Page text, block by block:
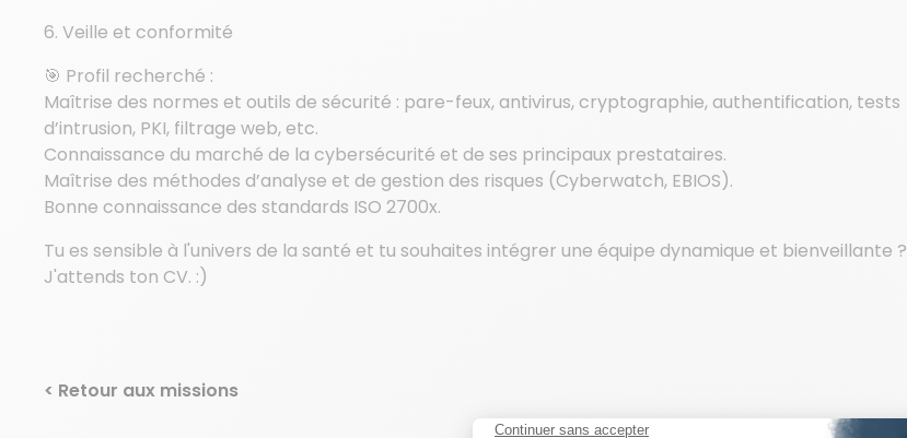
6. Veille et conformité
🎯 Profil recherché :
Maîtrise des normes et outils de sécurité : pare-feux, antivirus, cryptographie, authentification, tests
d’intrusion, PKI, filtrage web, etc.
Connaissance du marché de la cybersécurité et de ses principaux prestataires.
Maîtrise des méthodes d’analyse et de gestion des risques (Cyberwatch, EBIOS).
Bonne connaissance des standards ISO 2700x.
Tu es sensible à l'univers de la santé et tu souhaites intégrer une équipe dynamique et bienveillante ?
J'attends ton CV. :)
< Retour aux missions